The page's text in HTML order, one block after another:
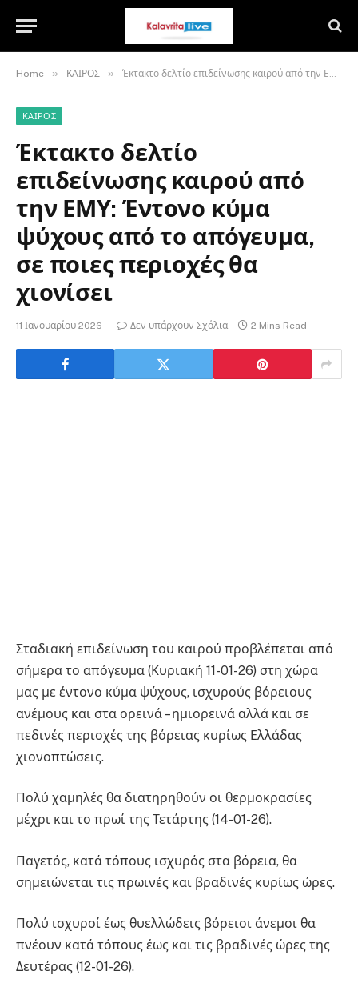
Home » ΚΑΙΡΟΣ » Έκτακτο δελτίο επιδείνωσης καιρού από την ΕΜΥ: Έντονο κύμα ψύχους από το απόγευμα, σε ποιες περιοχές θα χιονίσει
ΚΑΙΡΟΣ
Έκτακτο δελτίο
επιδείνωσης καιρού από
την ΕΜΥ: Έντονο κύμα
ψύχους από το απόγευμα,
σε ποιες περιοχές θα
χιονίσει
11 Ιανουαρίου 2026 Δεν υπάρχουν Σχόλια 2 Mins Read
Σταδιακή επιδείνωση του καιρού προβλέπεται από
σήμερα το απόγευμα (Κυριακή 11-01-26) στη χώρα
μας με έντονο κύμα ψύχους, ισχυρούς βόρειους
ανέμους και στα ορεινά – ημιορεινά αλλά και σε
πεδινές περιοχές της βόρειας κυρίως Ελλάδας
χιονοπτώσεις.
Πολύ χαμηλές θα διατηρηθούν οι θερμοκρασίες
μέχρι και το πρωί της Τετάρτης (14-01-26).
Παγετός, κατά τόπους ισχυρός στα βόρεια, θα
σημειώνεται τις πρωινές και βραδινές κυρίως ώρες.
Πολύ ισχυροί έως θυελλώδεις βόρειοι άνεμοι θα
πνέουν κατά τόπους έως και τις βραδινές ώρες της
Δευτέρας (12-01-26).